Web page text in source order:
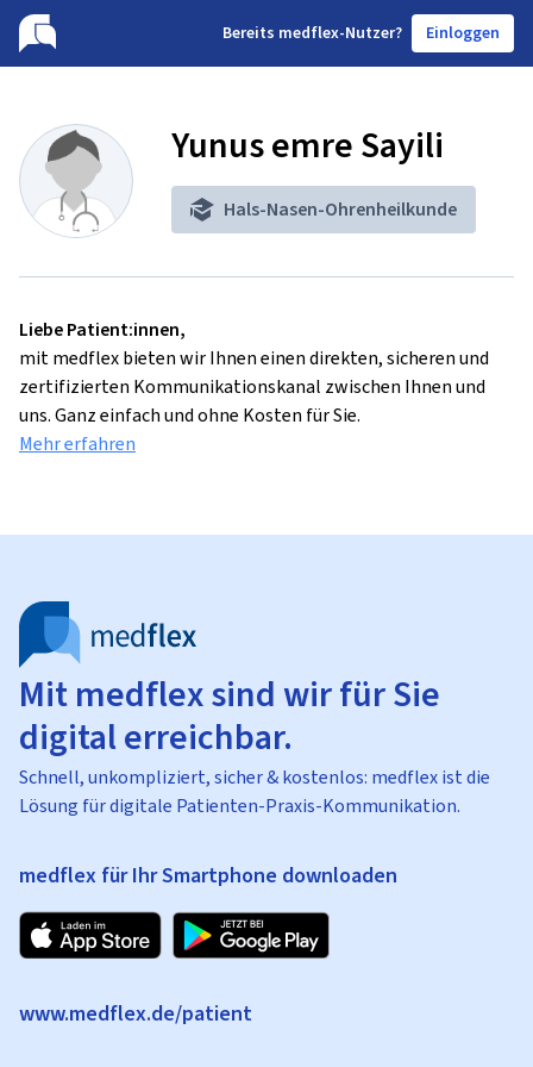
Bereits medflex-Nutzer? Einloggen
Yunus emre Sayili
Hals-Nasen-Ohrenheilkunde
Liebe Patient:innen,
mit medflex bieten wir Ihnen einen direkten, sicheren und
zertifizierten Kommunikationskanal zwischen Ihnen und
uns. Ganz einfach und ohne Kosten für Sie.
Mehr erfahren
Mit medflex sind wir für Sie
digital erreichbar.
Schnell, unkompliziert, sicher & kostenlos: medflex ist die
Lösung für digitale Patienten-Praxis-Kommunikation.
medflex für Ihr Smartphone downloaden
www.medflex.de/patient